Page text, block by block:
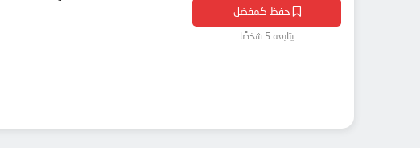
حفظ كمفضل
يتابعه 5 شخصًا